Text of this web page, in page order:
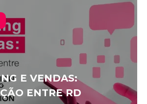
E VENDAS:
ENTRE RD